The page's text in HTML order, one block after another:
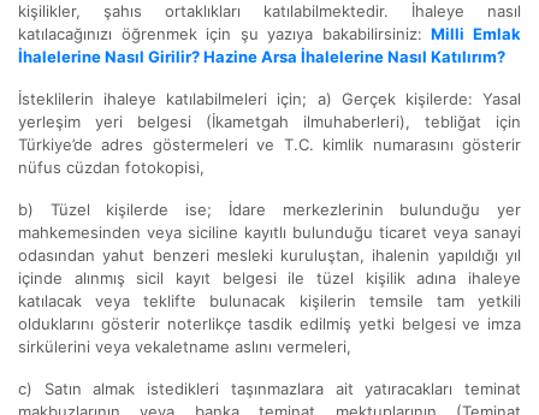
kişilikler, şahıs ortaklıkları katılabilmektedir. İhaleye nasıl
katılacağınızı öğrenmek için şu yazıya bakabilirsiniz:Milli Emlak
İhalelerine Nasıl Girilir? Hazine Arsa İhalelerine Nasıl Katılırım?
İsteklilerin ihaleye katılabilmeleri için; a) Gerçek kişilerde: Yasal
yerleşim yeri belgesi (İkametgah ilmuhaberleri), tebliğat için
Türkiye’de adres göstermeleri ve T.C. kimlik numarasını gösterir
nüfus cüzdan fotokopisi,
b) Tüzel kişilerde ise; İdare merkezlerinin bulunduğu yer
mahkemesinden veya siciline kayıtlı bulunduğu ticaret veya sanayi
odasından yahut benzeri mesleki kuruluştan, ihalenin yapıldığı yıl
içinde alınmış sicil kayıt belgesi ile tüzel kişilik adına ihaleye
katılacak veya teklifte bulunacak kişilerin temsile tam yetkili
olduklarını gösterir noterlikçe tasdik edilmiş yetki belgesi ve imza
sirkülerini veya vekaletname aslını vermeleri,
c) Satın almak istedikleri taşınmazlara ait yatıracakları teminat